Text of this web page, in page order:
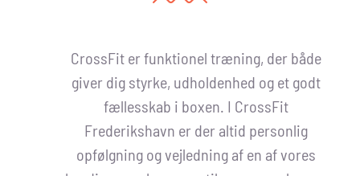
CrossFit er funktionel træning, der både
giver dig styrke, udholdenhed og et godt
fællesskab i boxen. I CrossFit
Frederikshavn er der altid personlig
opfølgning og vejledning af en af vores